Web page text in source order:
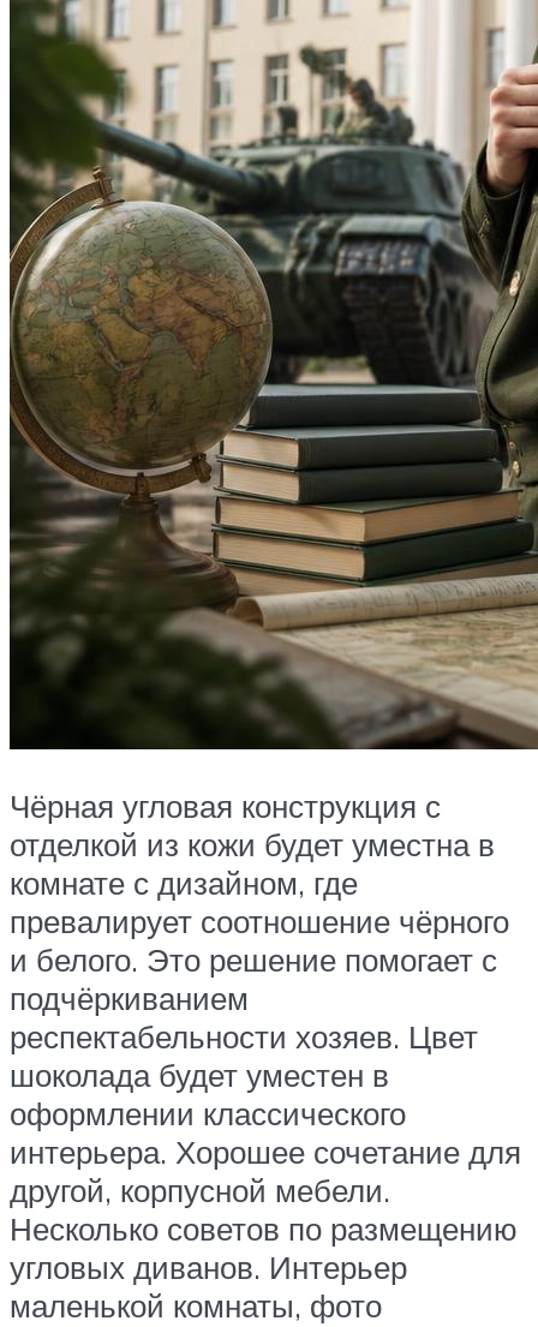
Чёрная угловая конструкция с
отделкой из кожи будет уместна в
комнате с дизайном, где
превалирует соотношение чёрного
и белого. Это решение помогает с
подчёркиванием
респектабельности хозяев. Цвет
шоколада будет уместен в
оформлении классического
интерьера. Хорошее сочетание для
другой, корпусной мебели.
Несколько советов по размещению
угловых диванов. Интерьер
маленькой комнаты, фото